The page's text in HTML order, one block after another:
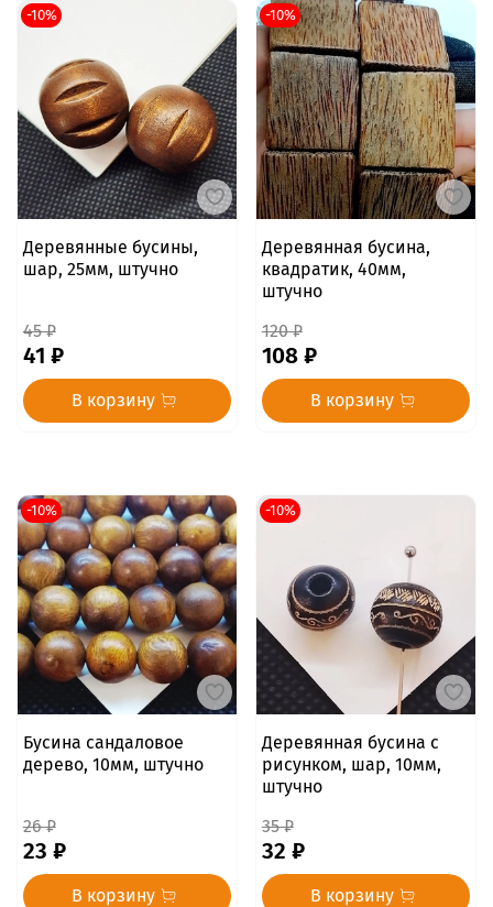
-10%
Деревянные бусины,
шар, 25мм, штучно
45 ₽
41 ₽
В корзину
-10%
Деревянная бусина,
квадратик, 40мм,
штучно
120 ₽
108 ₽
В корзину
-10%
Бусина сандаловое
дерево, 10мм, штучно
26 ₽
23 ₽
В корзину
-10%
Деревянная бусина с
рисунком, шар, 10мм,
штучно
35 ₽
32 ₽
В корзину